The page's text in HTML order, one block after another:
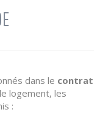
dans le contrat
logement, les
: